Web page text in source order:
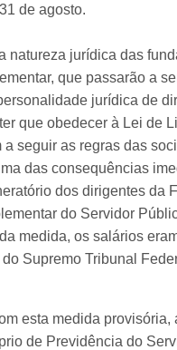
de agosto.
natureza jurídica das
que passarão a
jurídica de
que obedecer à Lei de
a seguir as regras das
das consequências
dos dirigentes da
do Servidor
medida, os salários
Supremo Tribunal
esta medida provisória,
de Previdência do